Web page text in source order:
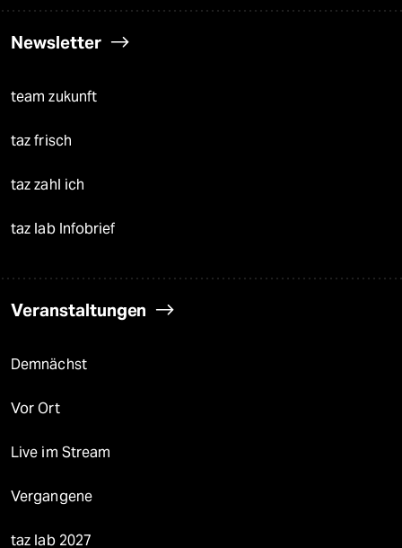
Newsletter
team zukunft
taz frisch
taz zahl ich
taz lab Infobrief
Veranstaltungen
Demnächst
Vor Ort
Live im Stream
Vergangene
taz lab 2027